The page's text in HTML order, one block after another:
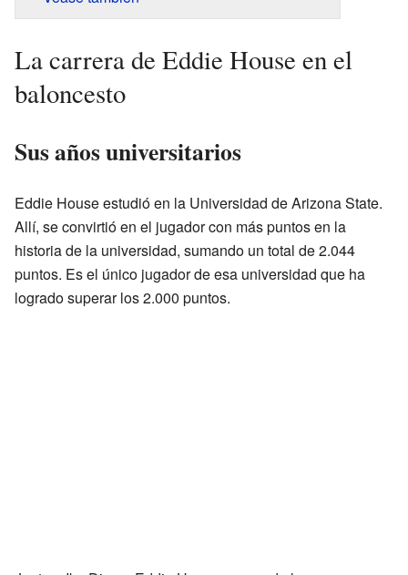
La carrera de Eddie House en el
baloncesto
Sus años universitarios
Eddie House estudió en la Universidad de Arizona State.
Allí, se convirtió en el jugador con más puntos en la
historia de la universidad, sumando un total de 2.044
puntos. Es el único jugador de esa universidad que ha
logrado superar los 2.000 puntos.